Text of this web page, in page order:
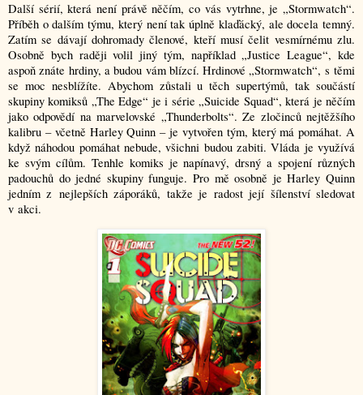
Další sérií, která není právě něčím, co vás vytrhne, je „Stormwatch“.
Příběh o dalším týmu, který není tak úplně klaďácký, ale docela temný.
Zatím se dávají dohromady členové, kteří musí čelit vesmírnému zlu.
Osobně bych raději volil jiný tým, například „Justice League“, kde
aspoň znáte hrdiny, a budou vám blízcí. Hrdinové „Stormwatch“, s těmi
se moc nesblížíte. Abychom zůstali u těch supertýmů, tak součástí
skupiny komiksů „The Edge“ je i série „Suicide Squad“, která je něčím
jako odpovědí na marvelovské „Thunderbolts“. Ze zločinců nejtěžšího
kalibru – včetně Harley Quinn – je vytvořen tým, který má pomáhat. A
když náhodou pomáhat nebude, všichni budou zabiti. Vláda je využívá
ke svým cílům. Tenhle komiks je napínavý, drsný a spojení různých
padouchů do jedné skupiny funguje. Pro mě osobně je Harley Quinn
jedním z nejlepších záporáků, takže je radost její šílenství sledovat
v akci.